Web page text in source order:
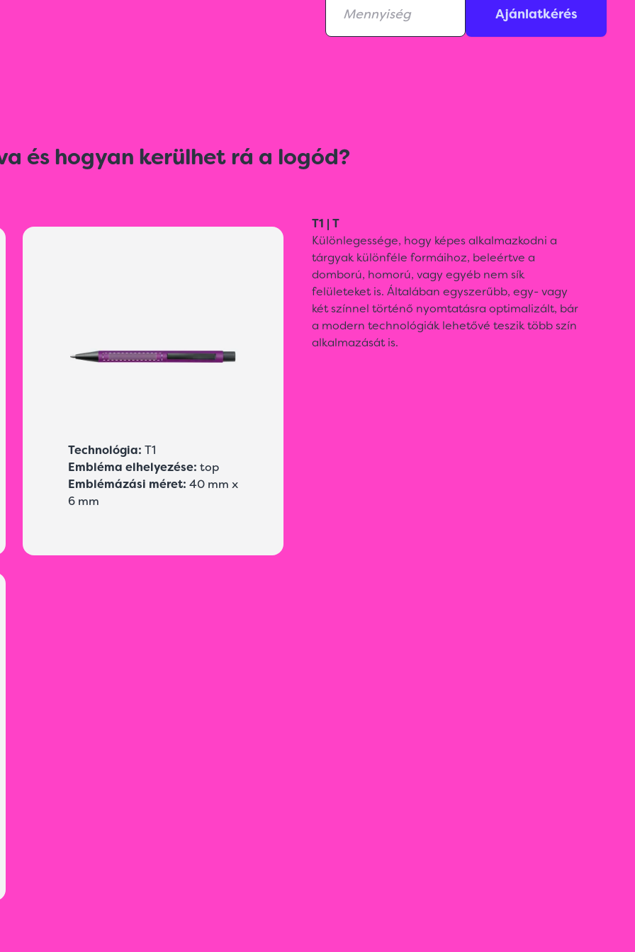
Ajánlatkérés
és hogyan kerülhet rá a logód?
Technológia: T1
Embléma elhelyezése: top
Emblémázási méret: 40 mm x
6 mm
T1 | T
Különlegessége, hogy képes alkalmazkodni a
tárgyak különféle formáihoz, beleértve a
domború, homorú, vagy egyéb nem sík
felületeket is. Általában egyszerűbb, egy- vagy
két színnel történő nyomtatásra optimalizált, bár
a modern technológiák lehetővé teszik több szín
alkalmazását is.